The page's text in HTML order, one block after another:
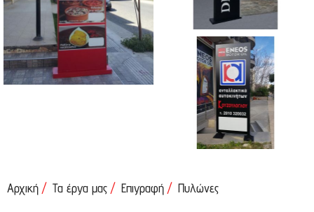
Αρχική Τα έργα μας Επιγραφή Πυλώνες